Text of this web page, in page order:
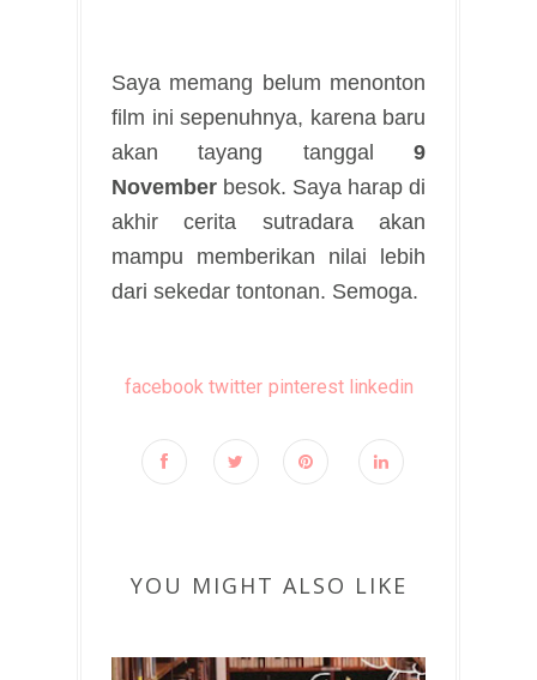
Saya memang belum menonton
film ini sepenuhnya, karena baru
akan tayang tanggal 9
November besok. Saya harap di
akhir cerita sutradara akan
mampu memberikan nilai lebih
dari sekedar tontonan. Semoga.
facebook twitter pinterest linkedin
YOU MIGHT ALSO LIKE